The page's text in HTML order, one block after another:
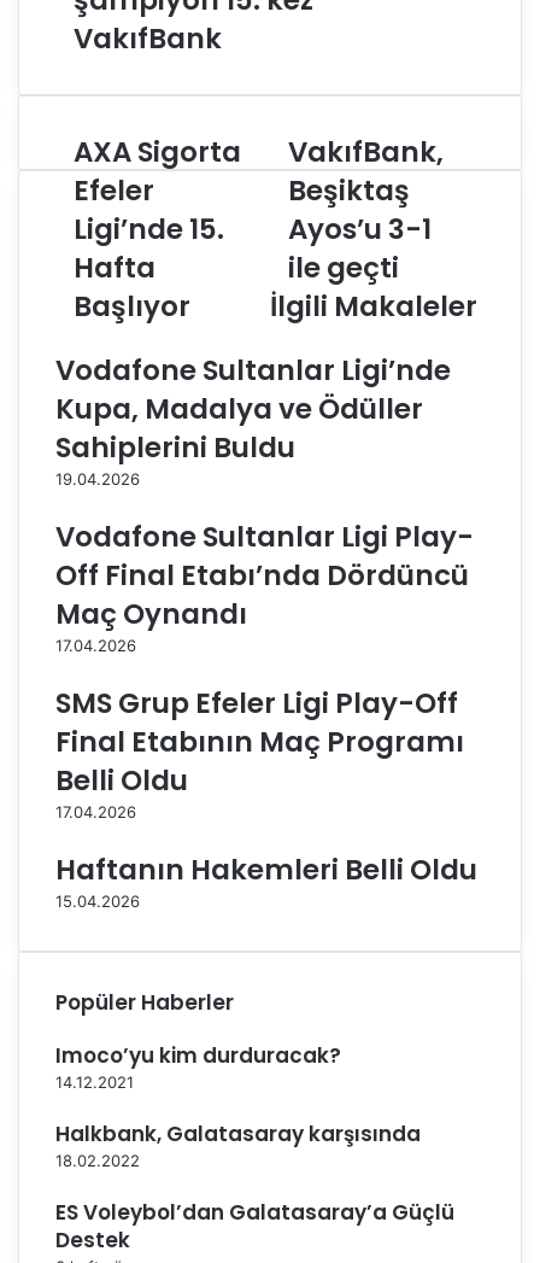
VakıfBank
A
X
A
S
g
o
r
a
f
e
r
L
i
g
i
’
d
e
1
5
.
f
t
B
ş
ı
y
r
AXA Sigorta
Efeler
Ligi’nde 15.
Hafta
Başlıyor
V
a
k
a
n
,
e
ş
a
ş
3
e
ç
VakıfBank,
Beşiktaş
Ayos’u 3-1
ile geçti
İlgili Makaleler
Vodafone Sultanlar Ligi’nde
Kupa, Madalya ve Ödüller
Sahiplerini Buldu
19.04.2026
Vodafone Sultanlar Ligi Play-
Off Final Etabı’nda Dördüncü
Maç Oynandı
17.04.2026
SMS Grup Efeler Ligi Play-Off
Final Etabının Maç Programı
Belli Oldu
17.04.2026
Haftanın Hakemleri Belli Oldu
15.04.2026
Popüler Haberler
Imoco’yu kim durduracak?
14.12.2021
Halkbank, Galatasaray karşısında
18.02.2022
ES Voleybol’dan Galatasaray’a Güçlü
Destek